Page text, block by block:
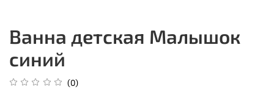
Ванна детская Малышок
синий
(0)